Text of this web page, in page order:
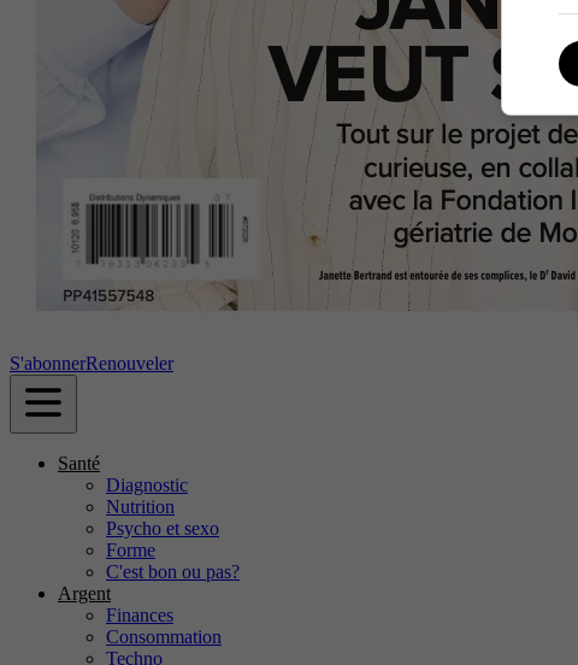
S'abonnerRenouveler
Santé
Diagnostic
Nutrition
Psycho et sexo
Forme
C'est bon ou pas?
Argent
Finances
Consommation
Techno